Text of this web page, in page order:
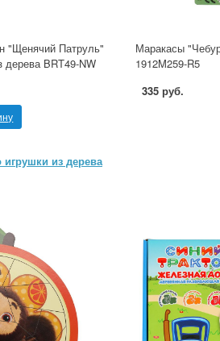
"Щенячий Патруль"
дерева BRT49-NW
Маракасы
1912M259-R5
335 руб.
игрушки из дерева